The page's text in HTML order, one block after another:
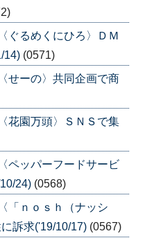
ぐるめくにひろ〉ＤＭ
14) (0571)
せーの〉共同企画で商
花園万頭〉ＳＮＳで集
ペッパーフードサービ
24) (0568)
「ｎｏｓｈ（ナッシ
訴求('19/10/17) (0567)